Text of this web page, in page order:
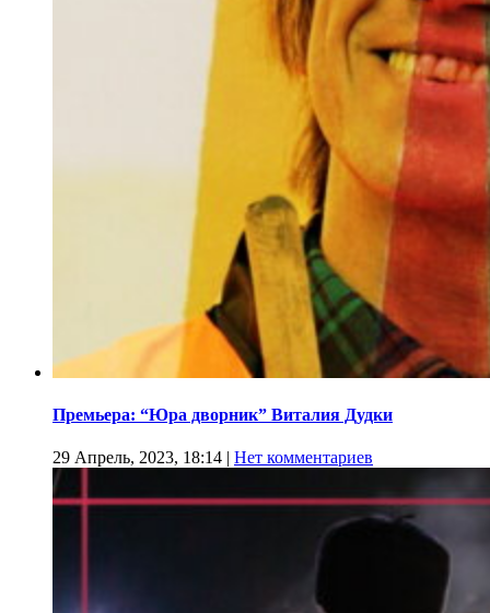
Премьера: “Юра дворник” Виталия Дудки
29 Апрель, 2023, 18:14 | Нет комментариев